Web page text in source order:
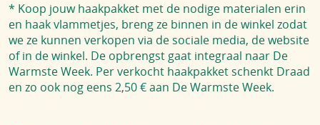
* Koop jouw haakpakket met de nodige materialen erin
en haak vlammetjes, breng ze binnen in de winkel zodat
we ze kunnen verkopen via de sociale media, de website
of in de winkel. De opbrengst gaat integraal naar De
Warmste Week. Per verkocht haakpakket schenkt Draad
en zo ook nog eens 2,50 € aan De Warmste Week.